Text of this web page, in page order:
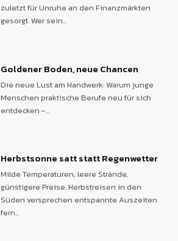
zuletzt für Unruhe an den Finanzmärkten
gesorgt. Wer sein...
Goldener Boden, neue Chancen
Die neue Lust am Handwerk: Warum junge
Menschen praktische Berufe neu für sich
entdecken –...
Herbstsonne satt statt Regenwetter
Milde Temperaturen, leere Strände,
günstigere Preise. Herbstreisen in den
Süden versprechen entspannte Auszeiten
fern...